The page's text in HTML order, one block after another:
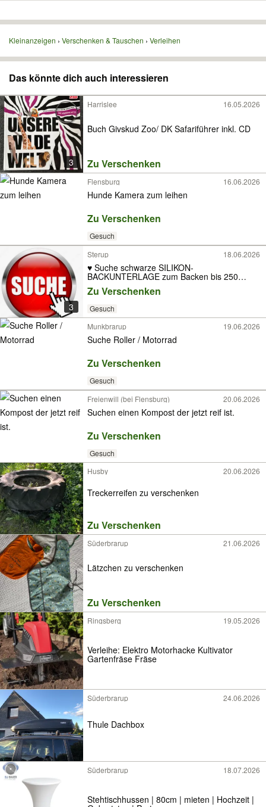
Kleinanzeigen Verschenken & Tauschen Verleihen
Das könnte dich auch interessieren
3
Harrislee 16.05.2026
Buch Givskud Zoo/ DK Safariführer inkl. CD
Zu Verschenken
Flensburg 16.06.2026
Hunde Kamera zum leihen
Zu Verschenken
Gesuch
3
Sterup 18.06.2026
♥️ Suche schwarze SILIKON-
BACKUNTERLAGE zum Backen bis 250
Grad❗️
Zu Verschenken
Gesuch
Munkbrarup
19.06.2026
Suche Roller / Motorrad
Zu Verschenken
Gesuch
Freienwill (bei Flensburg)
20.06.2026
Suchen einen Kompost der jetzt reif ist.
Zu Verschenken
Gesuch
Husby
20.06.2026
Treckerreifen zu verschenken
Zu Verschenken
Süderbrarup 21.06.2026
Lätzchen zu verschenken
Zu Verschenken
Ringsberg 19.05.2026
Verleihe: Elektro Motorhacke Kultivator
Gartenfräse Fräse
Süderbrarup 24.06.2026
Thule Dachbox
Süderbrarup 18.07.2026
Stehtischhussen | 80cm | mieten | Hochzeit |